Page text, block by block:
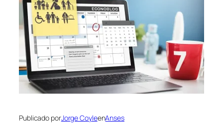
Publicado porJorge CoyleenAnses